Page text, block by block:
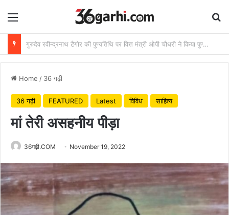
Menu
राष्ट्रीय हथकरघा दिवस पर वित्त मंत्री ओपी चौधरी ने बुनकरों को दी शुभकामनाएं
Home / 36 गढ़ी
36 गढ़ी FEATURED Latest विविध साहित्य
मां तेरी असहनीय पीड़ा
36गढ़ी.COM November 19, 2022